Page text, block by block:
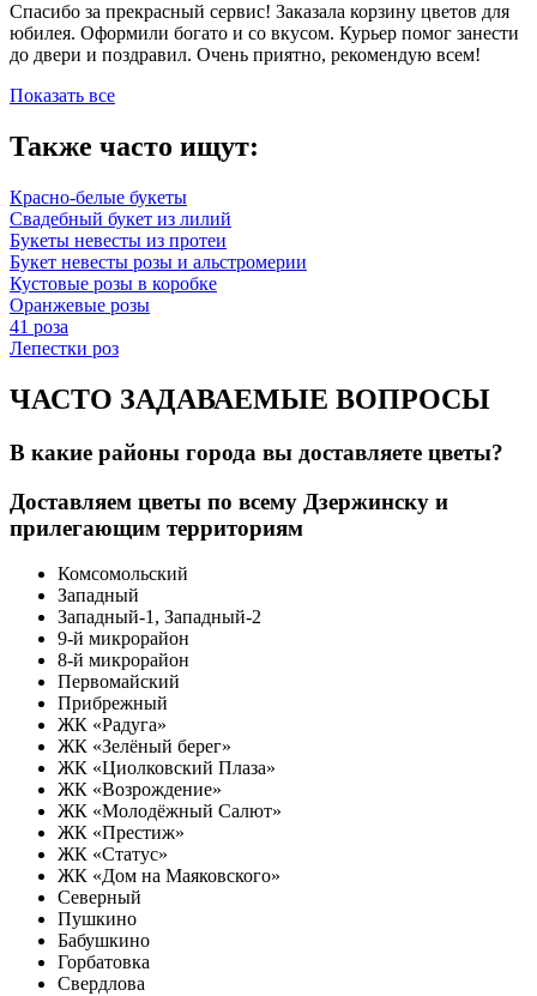
Спасибо за прекрасный сервис! Заказала корзину цветов для
юбилея. Оформили богато и со вкусом. Курьер помог занести
до двери и поздравил. Очень приятно, рекомендую всем!
Показать все
Также часто ищут:
Красно-белые букеты
Свадебный букет из лилий
Букеты невесты из протеи
Букет невесты розы и альстромерии
Кустовые розы в коробке
Оранжевые розы
41 роза
Лепестки роз
ЧАСТО ЗАДАВАЕМЫЕ ВОПРОСЫ
В какие районы города вы доставляете цветы?
Доставляем цветы по всему Дзержинску и
прилегающим территориям
Комсомольский
Западный
Западный-1, Западный-2
9-й микрорайон
8-й микрорайон
Первомайский
Прибрежный
ЖК «Радуга»
ЖК «Зелёный берег»
ЖК «Циолковский Плаза»
ЖК «Возрождение»
ЖК «Молодёжный Салют»
ЖК «Престиж»
ЖК «Статус»
ЖК «Дом на Маяковского»
Северный
Пушкино
Бабушкино
Горбатовка
Свердлова